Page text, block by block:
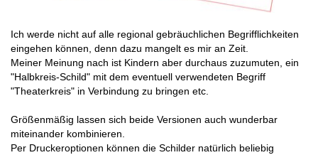
Ich werde nicht auf alle regional gebräuchlichen Begrifflichkeiten
eingehen können, denn dazu mangelt es mir an Zeit.
Meiner Meinung nach ist Kindern aber durchaus zuzumuten, ein
"Halbkreis-Schild" mit dem eventuell verwendeten Begriff
"Theaterkreis" in Verbindung zu bringen etc.
Größenmäßig lassen sich beide Versionen auch wunderbar
miteinander kombinieren.
Per Druckeroptionen können die Schilder natürlich beliebig